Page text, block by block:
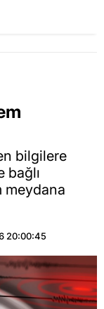
bilgilere
bağlı
meydana
20:00:45